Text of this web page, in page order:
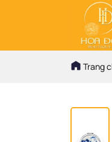
Trang